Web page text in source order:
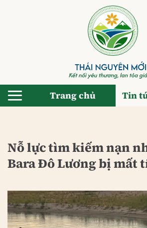
Trang chủ Tin
Nỗ lực tìm kiếm nạn
Bara Đô Lương bị mất